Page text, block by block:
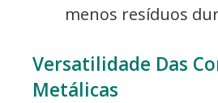
menos resíduos
Versatilidade Das
Metálicas